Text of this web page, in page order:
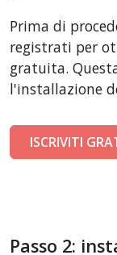
Prima di
registrati per
gratuita.
l'installazione
ISCRIVITI
Passo 2: